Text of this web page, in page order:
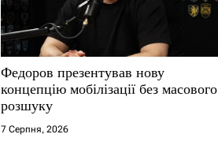
Федоров презентував нову
концепцію мобілізації без масового
розшуку
7 Серпня, 2026